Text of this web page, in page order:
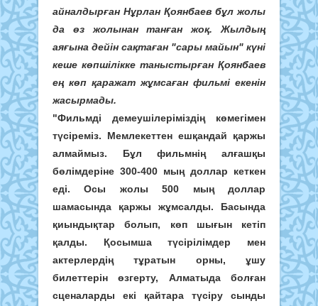
айналдырған Нұрлан Қоянбаев бұл жолы
да өз жолынан танған жоқ. Жылдың
аяғына дейін сақтаған "сары майын" күні
кеше көпшілікке таныстырған Қоянбаев
ең көп қаражат жұмсаған фильмі екенін
жасырмады.
"Фильмді демеушілеріміздің көмегімен
түсіреміз. Мемлекеттен ешқандай қаржы
алмаймыз. Бұл фильмнің алғашқы
бөлімдеріне 300-400 мың доллар кеткен
еді. Осы жолы 500 мың доллар
шамасында қаржы жұмсалды. Басында
қиындықтар болып, көп шығын кетіп
қалды. Қосымша түсірілімдер мен
актерлердің тұратын орны, ұшу
билеттерін өзгерту, Алматыда болған
сценаларды екі қайтара түсіру сынды